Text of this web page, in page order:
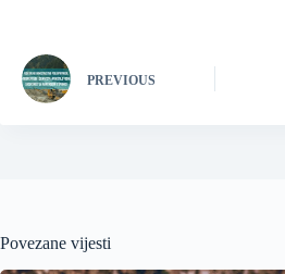
PREVIOUS
Povezane vijesti